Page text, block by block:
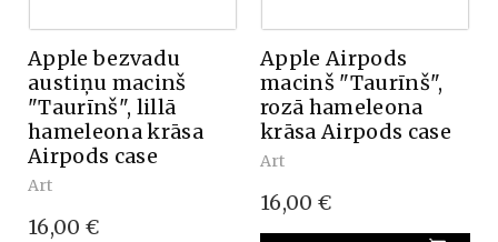
Apple bezvadu
austiņu macinš
"Taurīnš", lillā
hameleona krāsa
Airpods case
Art
16,00 €
Apple Airpods
macinš "Taurīnš",
rozā hameleona
krāsa Airpods case
Art
16,00 €